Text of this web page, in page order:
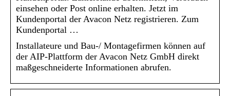
einsehen oder Post online erhalten. Jetzt im
Kundenportal der Avacon Netz registrieren. Zum
Kundenportal …
Installateure und Bau-/ Montagefirmen können auf
der AIP-Plattform der Avacon Netz GmbH direkt
maßgeschneiderte Informationen abrufen.